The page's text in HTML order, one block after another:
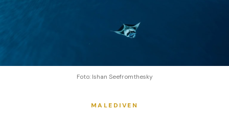
Foto: Ishan Seefromthesky
MALEDIVEN